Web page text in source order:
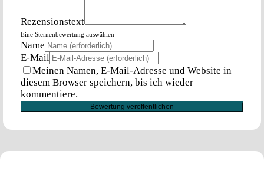
Rezensionstext
Eine Sternenbewertung auswählen
Name
E-Mail
Meinen Namen, E-Mail-Adresse und Website in
diesem Browser speichern, bis ich wieder
kommentiere.